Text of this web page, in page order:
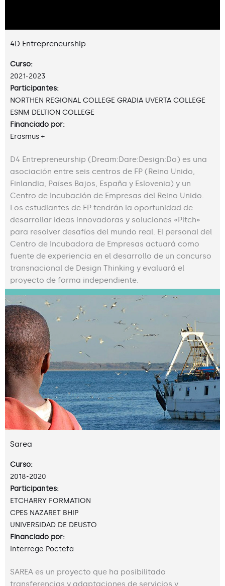
4D Entrepreneurship
Curso:
2021-2023
Participantes:
NORTHEN REGIONAL COLLEGE GRADIA UVERTA COLLEGE
ESNM DELTION COLLEGE
Financiado por:
Erasmus +
D4 Entrepreneurship (Dream:Dare:Design:Do) es una
asociación entre seis centros de FP (Reino Unido,
Finlandia, Países Bajos, España y Eslovenia) y un
Centro de Incubación de Empresas del Reino Unido.
Los estudiantes de FP tendrán la oportunidad de
desarrollar ideas innovadoras y soluciones «Pitch»
para resolver desafíos del mundo real. El personal del
Centro de Incubadora de Empresas actuará como
fuente de experiencia en el desarrollo de un concurso
transnacional de Design Thinking y evaluará el
proyecto de forma independiente.
Sarea
Curso:
2018-2020
Participantes:
ETCHARRY FORMATION
CPES NAZARET BHIP
UNIVERSIDAD DE DEUSTO
Financiado por:
Interrege Poctefa
SAREA es un proyecto que ha posibilitado
transferencias y adaptaciones de servicios y